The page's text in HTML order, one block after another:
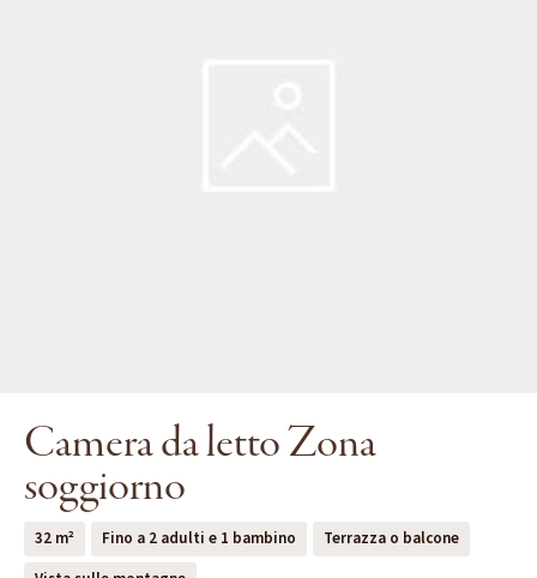
Camera da letto Zona
soggiorno
32 m² Fino a 2 adulti e 1 bambino
Terrazza o balcone